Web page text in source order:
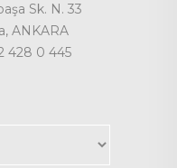
Sk. N. 33
ANKARA
428 0 445